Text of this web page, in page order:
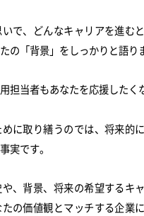
で、どんなキャリアを進む
の「背景」をしっかりと語り
担当者もあなたを応援したく
に取り繕うのでは、将来的
実です。
、背景、将来の希望するキ
の価値観とマッチする企業